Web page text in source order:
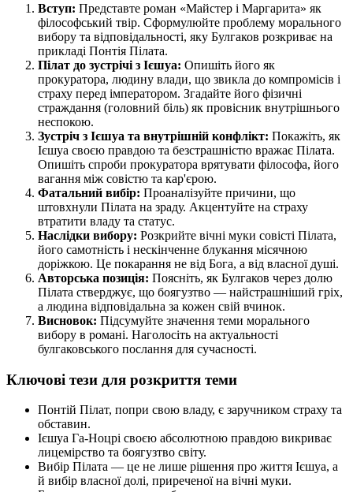
Вступ: Представте роман «Майстер і Маргарита» як
філософський твір. Сформулюйте проблему морального
вибору та відповідальності, яку Булгаков розкриває на
прикладі Понтія Пілата.
Пілат до зустрічі з Ієшуа: Опишіть його як
прокуратора, людину влади, що звикла до компромісів і
страху перед імператором. Згадайте його фізичні
страждання (головний біль) як провісник внутрішнього
неспокою.
Зустріч з Ієшуа та внутрішній конфлікт: Покажіть, як
Ієшуа своєю правдою та безстрашністю вражає Пілата.
Опишіть спроби прокуратора врятувати філософа, його
вагання між совістю та кар'єрою.
Фатальний вибір: Проаналізуйте причини, що
штовхнули Пілата на зраду. Акцентуйте на страху
втратити владу та статус.
Наслідки вибору: Розкрийте вічні муки совісті Пілата,
його самотність і нескінченне блукання місячною
доріжкою. Це покарання не від Бога, а від власної душі.
Авторська позиція: Поясніть, як Булгаков через долю
Пілата стверджує, що боягузтво — найстрашніший гріх,
а людина відповідальна за кожен свій вчинок.
Висновок: Підсумуйте значення теми морального
вибору в романі. Наголосіть на актуальності
булгаковського послання для сучасності.
Ключові тези для розкриття теми
Понтій Пілат, попри свою владу, є заручником страху та
обставин.
Ієшуа Га-Ноцрі своєю абсолютною правдою викриває
лицемірство та боягузтво світу.
Вибір Пілата — це не лише рішення про життя Ієшуа, а
й вибір власної долі, приреченої на вічні муки.